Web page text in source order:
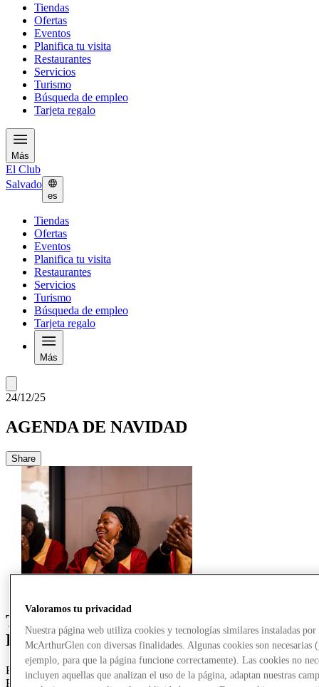
Tiendas
Ofertas
Eventos
Planifica tu visita
Restaurantes
Servicios
Turismo
Búsqueda de empleo
Tarjeta regalo
Más
El Club
Salvado
es
Tiendas
Ofertas
Eventos
Planifica tu visita
Restaurantes
Servicios
Turismo
Búsqueda de empleo
Tarjeta regalo
Más
24/12/25
AGENDA DE NAVIDAD
Share
Temporada navideña en McArthurGlen
París-Giverny
Esta temporada festiva, las compras navideñas en McArthurGlen
Paris-Giverny son mucho más que una simple compra: es
Valoramos tu privacidad
Nuestra página web utiliza cookies y tecnologías similares instaladas por
McArthurGlen con diversas finalidades. Algunas cookies son necesarias
ejemplo, para que la página funcione correctamente). Las cookies no
incluyen aquellas que analizan el uso de la página, adaptan nuestras